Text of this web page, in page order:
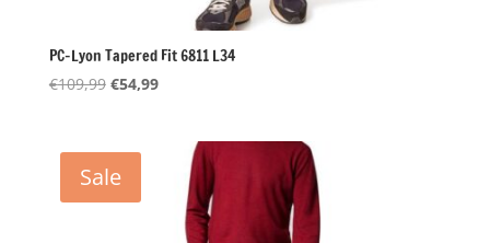
PC-Lyon Tapered Fit 6811 L34
€109,99 Oorspronkelijke
€109,99.
€54,99Huidige
€54,99.
Sale